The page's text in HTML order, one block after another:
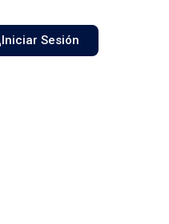
Iniciar Sesión